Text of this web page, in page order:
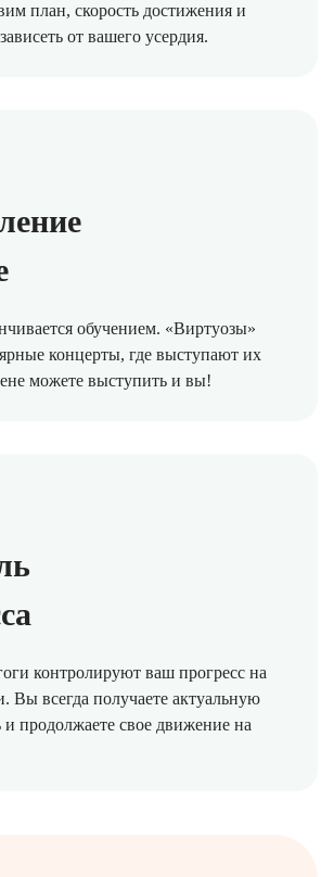
план, скорость достижения и
от вашего усердия.
обучением. «Виртуозы»
концерты, где выступают их
можете выступить и вы!
контролируют ваш прогресс на
Вы всегда получаете актуальную
и продолжаете свое движение на